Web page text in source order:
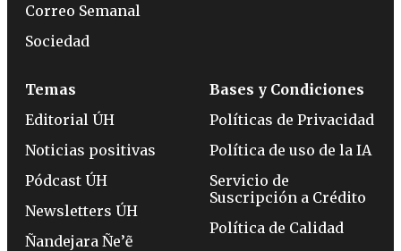
Correo Semanal
Sociedad
Temas
Editorial ÚH
Noticias positivas
Pódcast ÚH
Newsletters ÚH
Ñandejara Ñe’ẽ
Bases y Condiciones
Políticas de Privacidad
Política de uso de la IA
Servicio de
Suscripción a Crédito
Política de Calidad